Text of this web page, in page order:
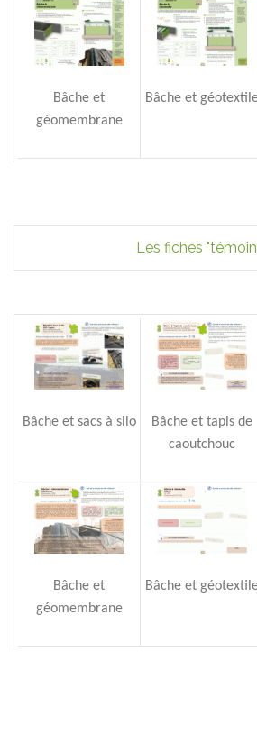
Bâche et
géomembrane
Bâche et
Les fiches
Bâche et sacs à silo
Bâche et tapis de
caoutchouc
Bâche et
géomembrane
Bâche et